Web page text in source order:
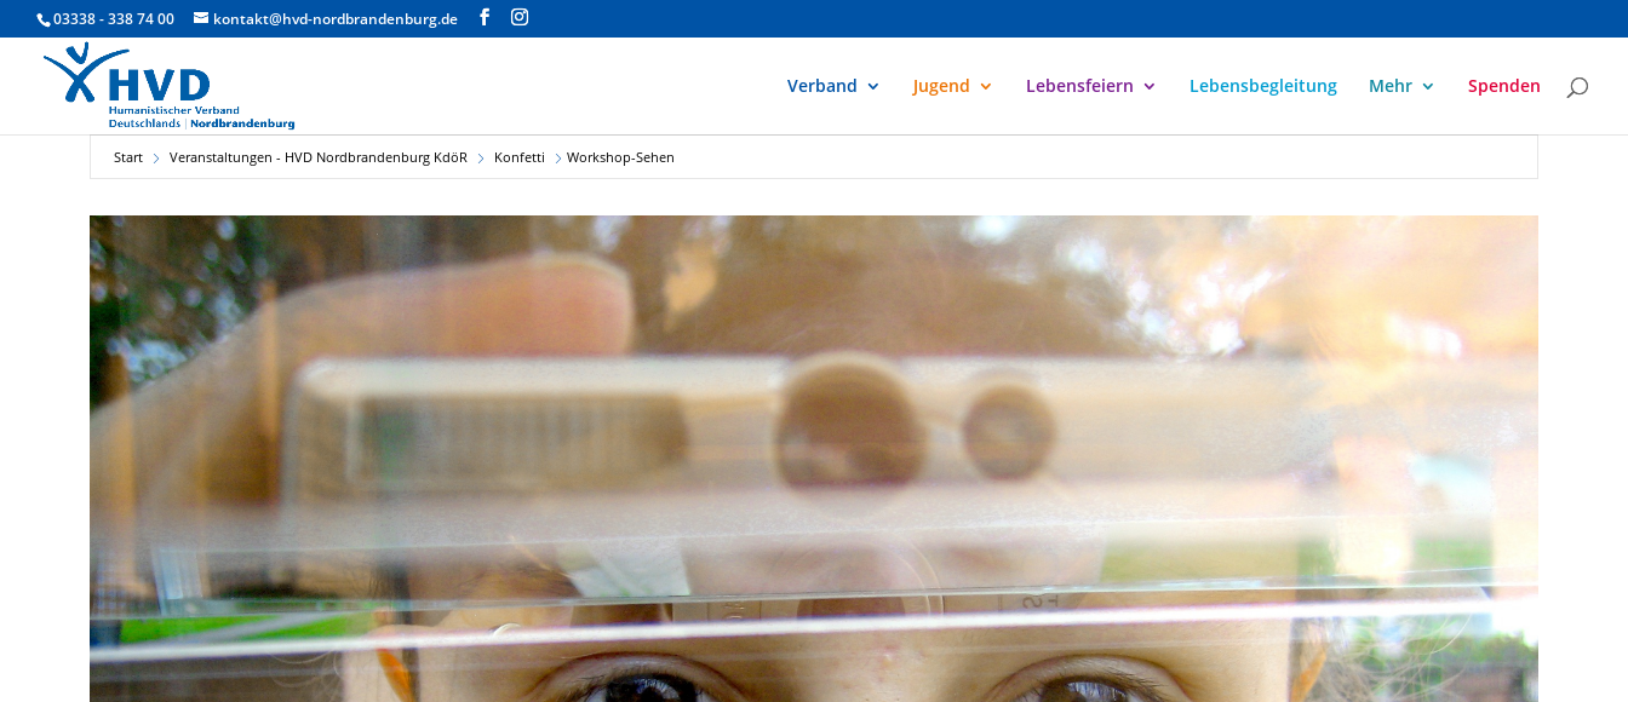
03338 - 338 74 00 kontakt@hvd-nordbrandenburg.de
Verband Jugend Lebensfeiern Lebensbegleitung Mehr Spenden
Start Veranstaltungen - HVD Nordbrandenburg KdöR Konfetti Workshop-Sehen